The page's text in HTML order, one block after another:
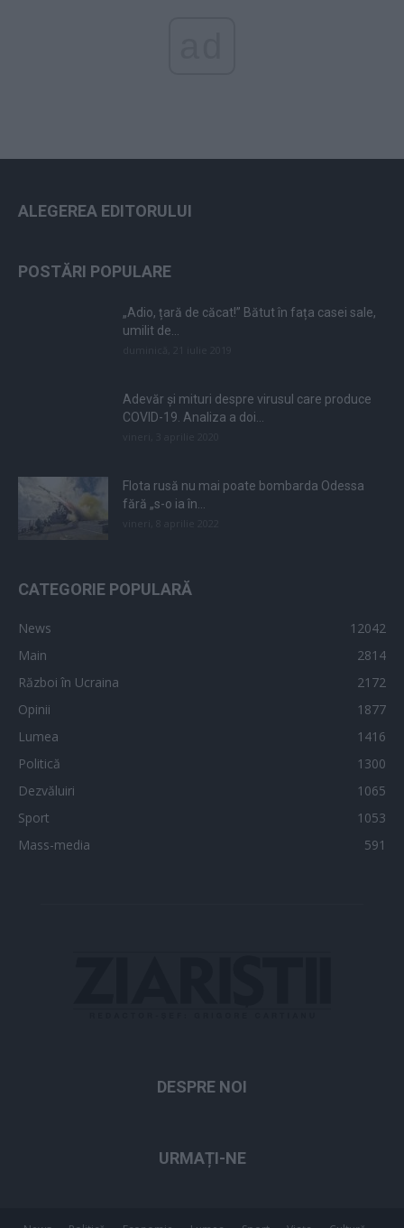
ALEGEREA EDITORULUI
POSTĂRI POPULARE
„Adio, țară de căcat!” Bătut în fața casei sale,
umilit de...
Adevăr și mituri despre virusul care produce
COVID-19. Analiza a doi...
Flota rusă nu mai poate bombarda Odessa
fără „s-o ia în...
CATEGORIE POPULARĂ
News
12042
Main
2814
Război în Ucraina
2172
Opinii
1877
Lumea
1416
Politică
1300
Dezvăluiri
1065
Sport
1053
Mass-media
591
DESPRE NOI
URMAȚI-NE